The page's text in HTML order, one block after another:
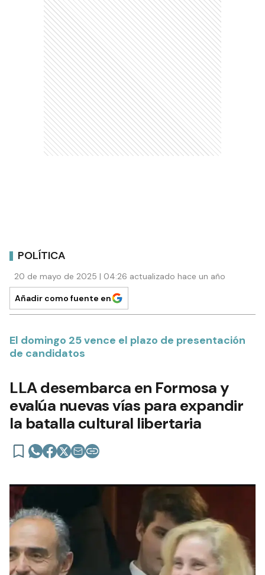
POLÍTICA
20 de mayo de 2025 | 04:26 actualizado hace un año
Añadir como fuente en
El domingo 25 vence el plazo de presentación
de candidatos
LLA desembarca en Formosa y
evalúa nuevas vías para expandir
la batalla cultural libertaria